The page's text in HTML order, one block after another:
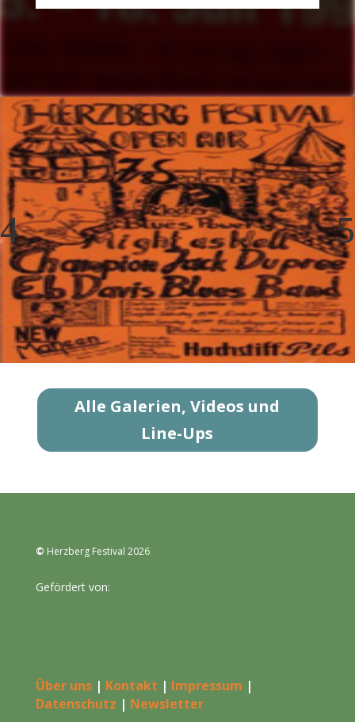
Alle Galerien, Videos und
Line-Ups
© Herzberg Festival 2026
Gefördert von:
Über uns| Kontakt | Impressum |
Datenschutz | Newsletter